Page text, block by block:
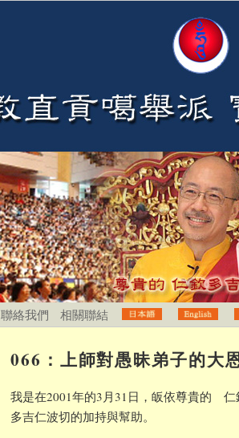
聯絡我們 相關聯結
066：上師對愚昧弟子的大
我是在2001年的3月31日，皈依尊貴的
多吉仁波切的加持與幫助。